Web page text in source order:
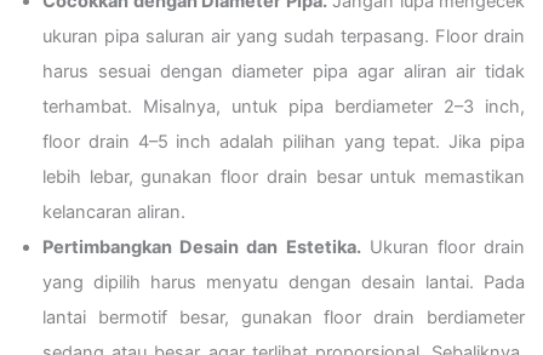
ukuran pipa saluran air yang sudah terpasang. Floor drain
harus sesuai dengan diameter pipa agar aliran air tidak
terhambat. Misalnya, untuk pipa berdiameter 2–3 inch,
floor drain 4–5 inch adalah pilihan yang tepat. Jika pipa
lebih lebar, gunakan floor drain besar untuk memastikan
kelancaran aliran.
Pertimbangkan Desain dan Estetika.Ukuran floor drain
yang dipilih harus menyatu dengan desain lantai. Pada
lantai bermotif besar, gunakan floor drain berdiameter